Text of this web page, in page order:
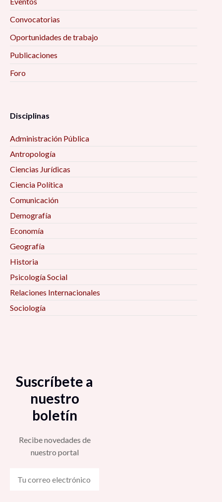
Convocatorias
Oportunidades de trabajo
Publicaciones
Foro
Disciplinas
Administración Pública
Antropología
Ciencias Jurídicas
Ciencia Política
Comunicación
Demografía
Economía
Geografía
Historia
Psicología Social
Relaciones Internacionales
Sociología
Suscríbete a
nuestro
boletín
Recibe novedades de
nuestro portal